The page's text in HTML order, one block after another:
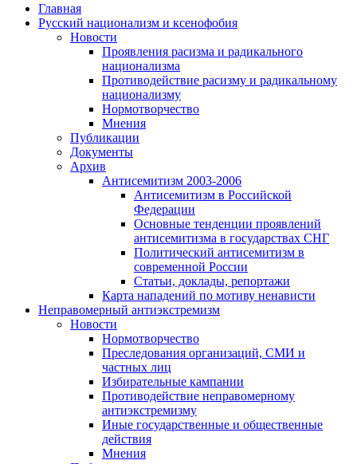
Главная
Русский национализм и ксенофобия
Новости
Проявления расизма и радикального
национализма
Противодействие расизму и радикальному
национализму
Нормотворчество
Мнения
Публикации
Документы
Архив
Антисемитизм 2003-2006
Антисемитизм в Российской
Федерации
Основные тенденции проявлений
антисемитизма в государствах СНГ
Политический антисемитизм в
современной России
Статьи, доклады, репортажи
Карта нападений по мотиву ненависти
Неправомерный антиэкстремизм
Новости
Нормотворчество
Преследования организаций, СМИ и
частных лиц
Избирательные кампании
Противодействие неправомерному
антиэкстремизму
Иные государственные и общественные
действия
Мнения